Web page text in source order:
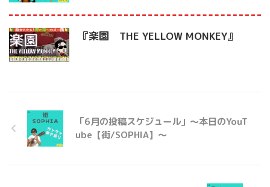
『楽園 THE YELLOW MONKEY』
「6月の投稿スケジュール」〜本日のYouT
ube【街/SOPHIA】〜